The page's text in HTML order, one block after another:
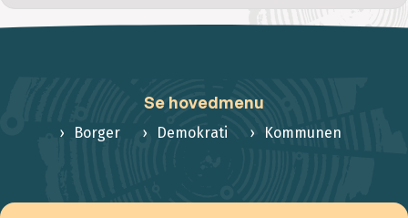
Se hovedmenu
Borger Demokrati Kommunen